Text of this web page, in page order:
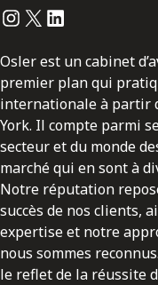
Instagram
Twitter
LinkedIn
Osler est un cabinet
premier plan qui
internationale à partir
York. Il compte parmi
secteur et du monde
marché qui en sont à
Notre réputation
succès de nos clients,
expertise et notre
nous sommes
le reflet de la réussite